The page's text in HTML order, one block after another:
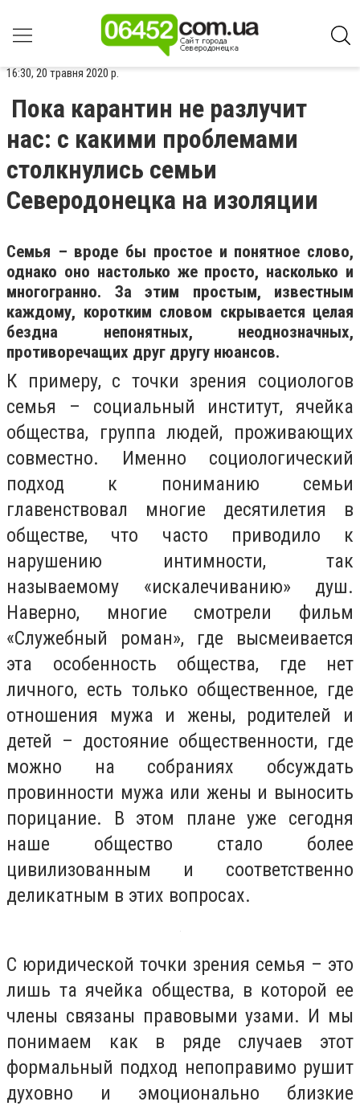
16:30, 20 травня 2020 р.
Пока карантин не разлучит
нас: с какими проблемами
столкнулись семьи
Северодонецка на изоляции
Семья – вроде бы простое и понятное слово,
однако оно настолько же просто, насколько и
многогранно. За этим простым, известным
каждому, коротким словом скрывается целая
бездна непонятных, неоднозначных,
противоречащих друг другу нюансов.
К примеру, с точки зрения социологов
семья – социальный институт, ячейка
общества, группа людей, проживающих
совместно. Именно социологический
подход к пониманию семьи
главенствовал многие десятилетия в
обществе, что часто приводило к
нарушению интимности, так
называемому «искалечиванию» душ.
Наверно, многие смотрели фильм
«Служебный роман», где высмеивается
эта особенность общества, где нет
личного, есть только общественное, где
отношения мужа и жены, родителей и
детей – достояние общественности, где
можно на собраниях обсуждать
провинности мужа или жены и выносить
порицание. В этом плане уже сегодня
наше общество стало более
цивилизованным и соответственно
деликатным в этих вопросах.
С юридической точки зрения семья – это
лишь та ячейка общества, в которой ее
члены связаны правовыми узами. И мы
понимаем как в ряде случаев этот
формальный подход непоправимо рушит
духовно и эмоционально близкие